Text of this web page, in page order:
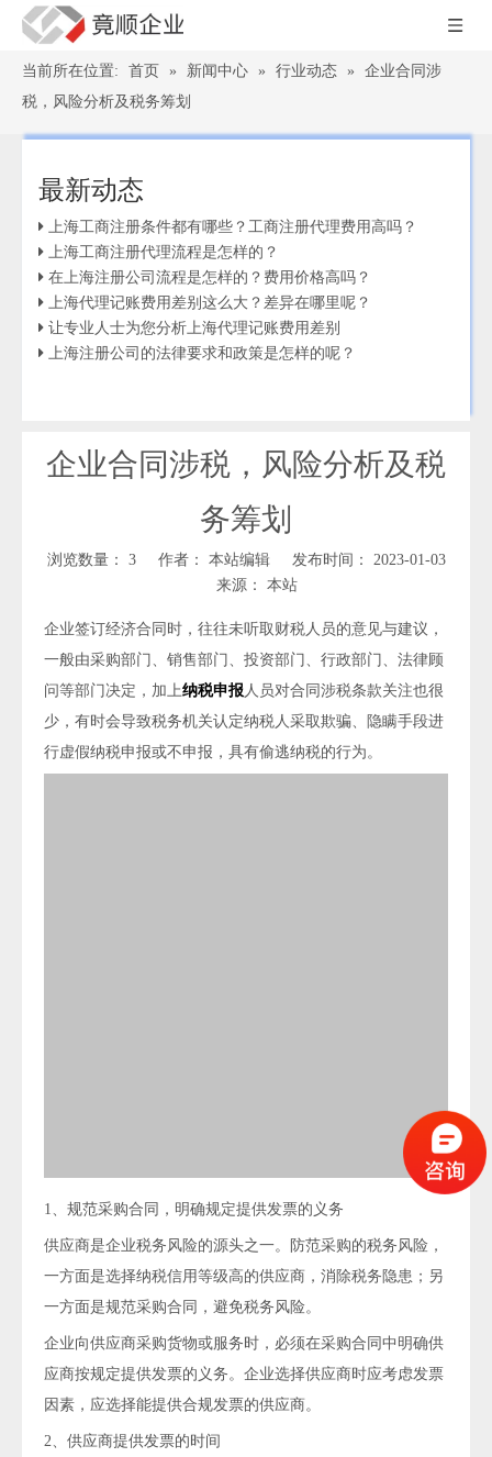
当前所在位置: 首页 » 新闻中心 » 行业动态 »
企业合同涉
税，风险分析及税务筹划
最新动态
上海工商注册条件都有哪些？工商注册代理费用高吗？
上海工商注册代理流程是怎样的？
在上海注册公司流程是怎样的？费用价格高吗？
上海代理记账费用差别这么大？差异在哪里呢？
让专业人士为您分析上海代理记账费用差别
上海注册公司的法律要求和政策是怎样的呢？
企业合同涉税，风险分析及税
务筹划
浏览数量： 3作者： 本站编辑 发布时间： 2023-01-03
来源： 本站
企业签订经济合同时，往往未听取财税人员的意见与建议，
一般由采购部门、销售部门、投资部门、行政部门、法律顾
问等部门决定，加上纳税申报人员对合同涉税条款关注也很
少，有时会导致税务机关认定纳税人采取欺骗、隐瞒手段进
行虚假纳税申报或不申报，具有偷逃纳税的行为。
1、规范采购合同，明确规定提供发票的义务
供应商是企业税务风险的源头之一。防范采购的税务风险，
一方面是选择纳税信用等级高的供应商，消除税务隐患；另
一方面是规范采购合同，避免税务风险。
企业向供应商采购货物或服务时，必须在采购合同中明确供
应商按规定提供发票的义务。企业选择供应商时应考虑发票
因素，应选择能提供合规发票的供应商。
2、供应商提供发票的时间